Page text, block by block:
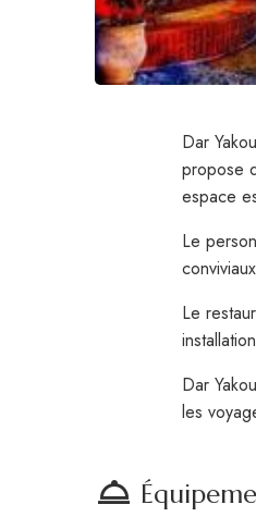
Dar
propose
espace
Le
Le
Dar
les
room_service